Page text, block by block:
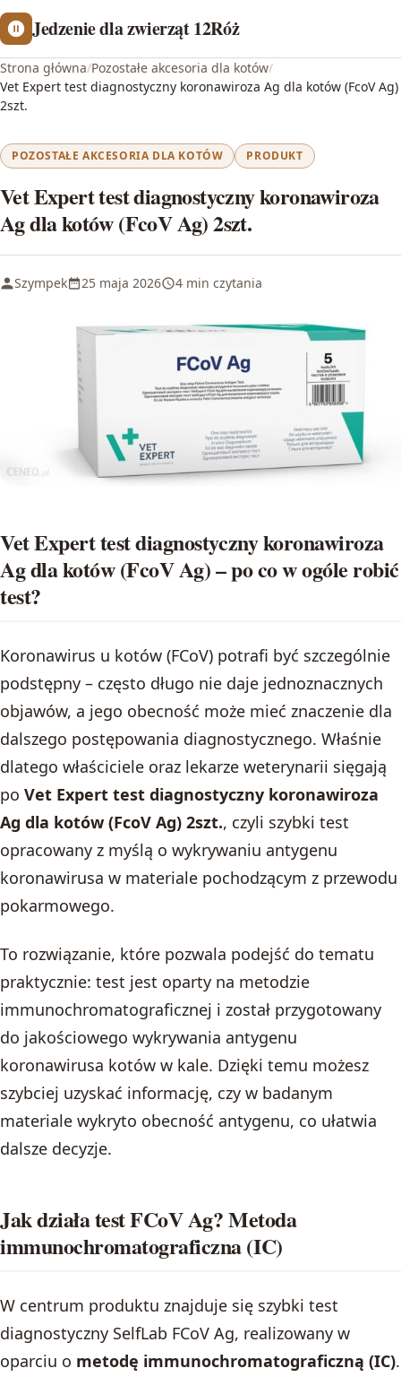
Jedzenie dla zwierząt 12Róż
Strona główna/Pozostałe akcesoria dla kotów/
Vet Expert test diagnostyczny koronawiroza Ag dla kotów (FcoV Ag)
2szt.
POZOSTAŁE AKCESORIA DLA KOTÓW PRODUKT
Vet Expert test diagnostyczny koronawiroza
Ag dla kotów (FcoV Ag) 2szt.
Szympek 25 maja 2026 4 min czytania
Vet Expert test diagnostyczny koronawiroza
Ag dla kotów (FcoV Ag) – po co w ogóle robić
test?
Koronawirus u kotów (FCoV) potrafi być szczególnie
podstępny – często długo nie daje jednoznacznych
objawów, a jego obecność może mieć znaczenie dla
dalszego postępowania diagnostycznego. Właśnie
dlatego właściciele oraz lekarze weterynarii sięgają
po Vet Expert test diagnostyczny koronawiroza
Ag dla kotów (FcoV Ag) 2szt., czyli szybki test
opracowany z myślą o wykrywaniu antygenu
koronawirusa w materiale pochodzącym z przewodu
pokarmowego.
To rozwiązanie, które pozwala podejść do tematu
praktycznie: test jest oparty na metodzie
immunochromatograficznej i został przygotowany
do jakościowego wykrywania antygenu
koronawirusa kotów w kale. Dzięki temu możesz
szybciej uzyskać informację, czy w badanym
materiale wykryto obecność antygenu, co ułatwia
dalsze decyzje.
Jak działa test FCoV Ag? Metoda
immunochromatograficzna (IC)
W centrum produktu znajduje się szybki test
diagnostyczny SelfLab FCoV Ag, realizowany w
oparciu o metodę immunochromatograficzną (IC).